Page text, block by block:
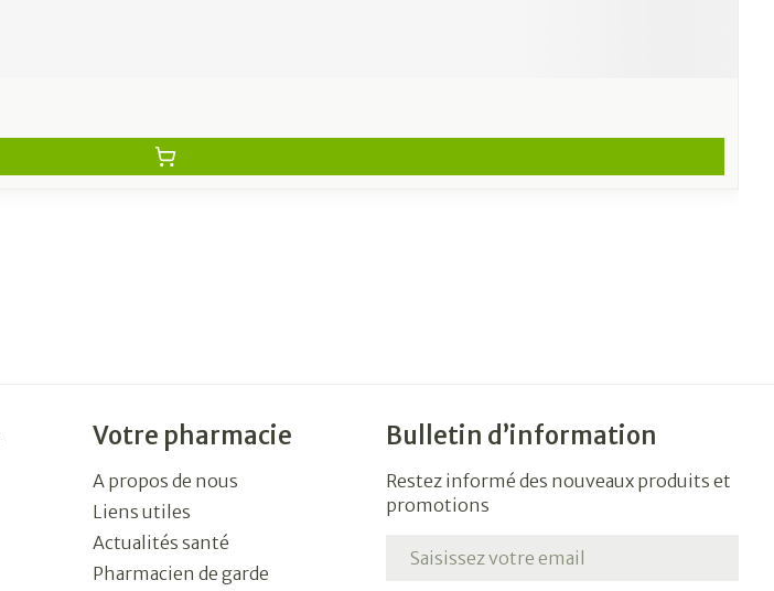
Votre pharmacie
A propos de nous
Liens utiles
Actualités santé
Pharmacien de garde
Bulletin d’information
Restez informé des nouveaux produits et
promotions
Adresse mail